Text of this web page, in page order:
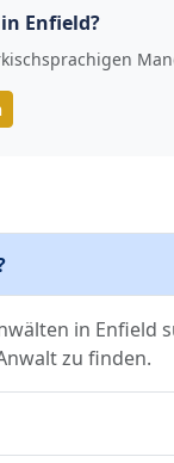
Enfield?
in Enfield
zu finden.